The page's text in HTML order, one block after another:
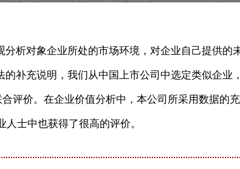
析对象企业所处的市场环境，对企业自己提供的
补充说明，我们从中国上市公司中选定类似企业
评价。在企业价值分析中，本公司所采用数据的
士中也获得了很高的评价。